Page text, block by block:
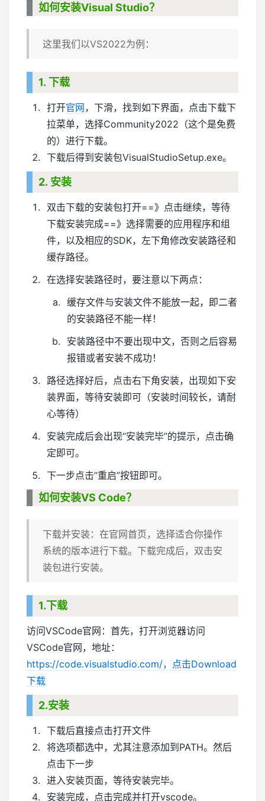
如何安装Visual Studio？
这里我们以VS2022为例：
1. 下载
打开官网，下滑，找到如下界面，点击下载下
拉菜单，选择Community2022（这个是免费
的）进行下载。
下载后得到安装包VisualStudioSetup.exe。
2. 安装
双击下载的安装包打开==》点击继续，等待
下载安装完成==》选择需要的应用程序和组
件，以及相应的SDK，左下角修改安装路径和
缓存路径。
在选择安装路径时，要注意以下两点：
缓存文件与安装文件不能放一起，即二者
的安装路径不能一样！
安装路径中不要出现中文，否则之后容易
报错或者安装不成功！
路径选择好后，点击右下角安装，出现如下安
装界面，等待安装即可（安装时间较长，请耐
心等待）
安装完成后会出现“安装完毕”的提示，点击确
定即可。
下一步点击“重启”按钮即可。
如何安装VS Code？
下载并安装：在官网首页，选择适合你操作
系统的版本进行下载。下载完成后，双击安
装包进行安装。
1.下载
访问VSCode官网：首先，打开浏览器访问
VSCode官网，地址：
https://code.visualstudio.com/，点击Download
下载
2.安装
下载后直接点击打开文件
将选项都选中，尤其注意添加到PATH。然后
点击下一步
进入安装页面，等待安装完毕。
安装完成，点击完成并打开vscode。